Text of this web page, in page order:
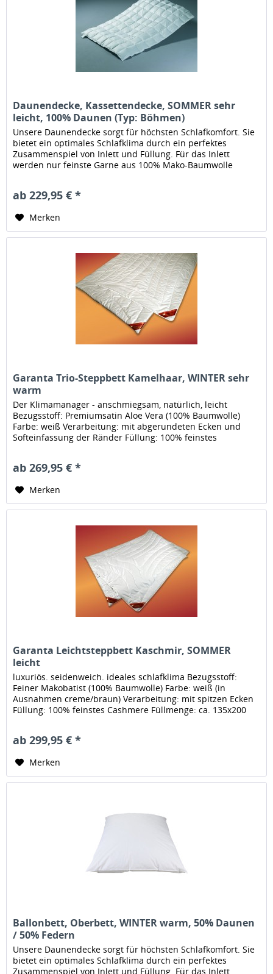
Daunendecke, Kassettendecke, SOMMER sehr
leicht, 100% Daunen (Typ: Böhmen)
Unsere Daunendecke sorgt für höchsten Schlafkomfort. Sie
bietet ein optimales Schlafklima durch ein perfektes
Zusammenspiel von Inlett und Füllung. Für das Inlett
werden nur feinste Garne aus 100% Mako-Baumwolle
ab 229,95 € *
Merken
Garanta Trio-Steppbett Kamelhaar, WINTER sehr
warm
Der Klimamanager - anschmiegsam, natürlich, leicht
Bezugsstoff: Premiumsatin Aloe Vera (100% Baumwolle)
Farbe: weiß Verarbeitung: mit abgerundeten Ecken und
Softeinfassung der Ränder Füllung: 100% feinstes
ab 269,95 € *
Merken
Garanta Leichtsteppbett Kaschmir, SOMMER
leicht
luxuriös. seidenweich. ideales schlafklima Bezugsstoff:
Feiner Makobatist (100% Baumwolle) Farbe: weiß (in
Ausnahmen creme/braun) Verarbeitung: mit spitzen Ecken
Füllung: 100% feinstes Cashmere Füllmenge: ca. 135x200
ab 299,95 € *
Merken
Ballonbett, Oberbett, WINTER warm, 50% Daunen
/ 50% Federn
Unsere Daunendecke sorgt für höchsten Schlafkomfort. Sie
bietet ein optimales Schlafklima durch ein perfektes
Zusammenspiel von Inlett und Füllung. Für das Inlett